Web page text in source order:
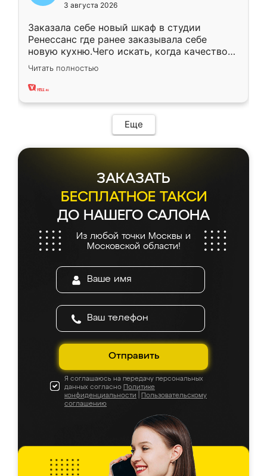
3 августа 2026
Заказала себе новый шкаф в студии
Ренессанс где ранее заказывала себе
новую кухню.Чего искать, когда качеством
вполне довольна. Служит кухня уже почти
два года, нареканий нет.
Читать полностью
Еще
ЗАКАЗАТЬ
БЕСПЛАТНОЕ ТАКСИ
ДО НАШЕГО САЛОНА
Из любой точки Москвы и
Московской области!
Отправить
Я соглашаюсь на передачу персональных
данных согласно Политике
конфиденциальности
Пользовательскому
соглашению